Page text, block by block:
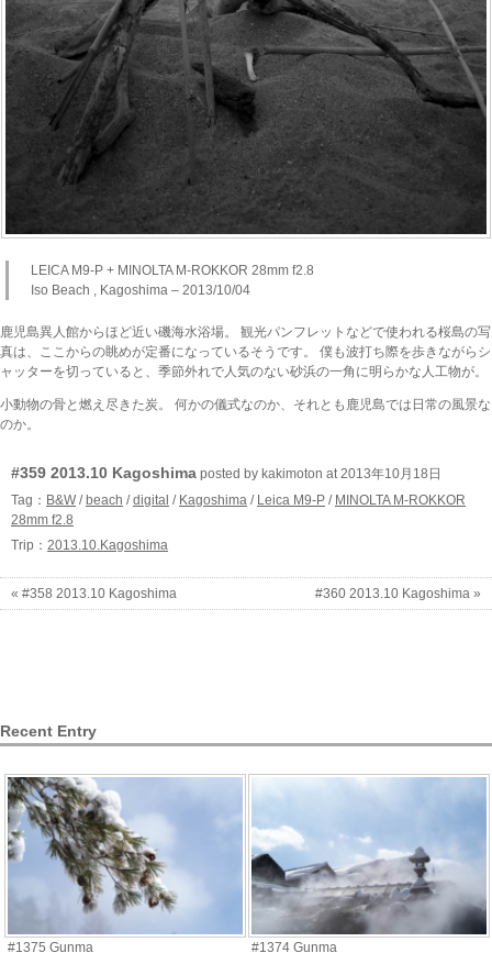
LEICA M9-P + MINOLTA M-ROKKOR 28mm f2.8
Iso Beach , Kagoshima – 2013/10/04
鹿児島異人館からほど近い磯海水浴場。 観光パンフレットなどで使われる桜島の写
真は、ここからの眺めが定番になっているそうです。 僕も波打ち際を歩きながらシ
ャッターを切っていると、季節外れで人気のない砂浜の一角に明らかな人工物が。
小動物の骨と燃え尽きた炭。 何かの儀式なのか、それとも鹿児島では日常の風景な
のか。
#359 2013.10 Kagoshima posted by kakimoton at 2013年10月18日
Tag： B&W / beach /digital / Kagoshima / Leica M9-P / MINOLTA M-ROKKOR
28mm f2.8
Trip： 2013.10.Kagoshima
« #358 2013.10 Kagoshima #360 2013.10 Kagoshima »
Recent Entry
#1375 Gunma #1374 Gunma